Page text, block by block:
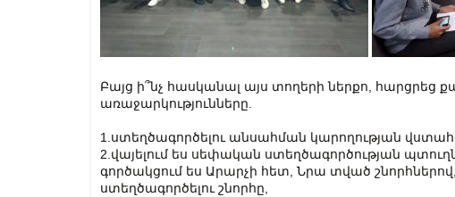
Բայց ի՞նչ հասկանալ այս տողերի ներքո, հարցրեց
առաջարկությունները.
1.ստեղծագործելու անսահման կարողության վստահ
2.վայելում ես սեփական ստեղծագործության
գործակցում ես Արարչի հետ, Նրա տված
ստեղծագործելու շնորհը,